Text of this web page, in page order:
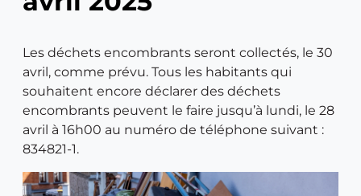
avril
2025
Les déchets encombrants seront collectés, le 30
avril, comme prévu. Tous les habitants qui
souhaitent encore déclarer des déchets
encombrants peuvent le faire jusqu’à lundi, le 28
avril à 16h00 au numéro de téléphone suivant :
834821-1.